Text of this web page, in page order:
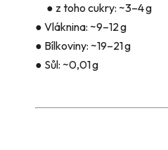
● z toho cukry: ~3–4 g
● Vláknina: ~9–12 g
● Bílkoviny: ~19–21 g
● Sůl: ~0,01 g